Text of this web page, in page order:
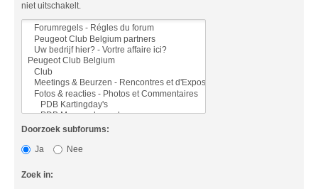
niet uitschakelt.
Doorzoek subforums:
Ja
Nee
Zoek in: